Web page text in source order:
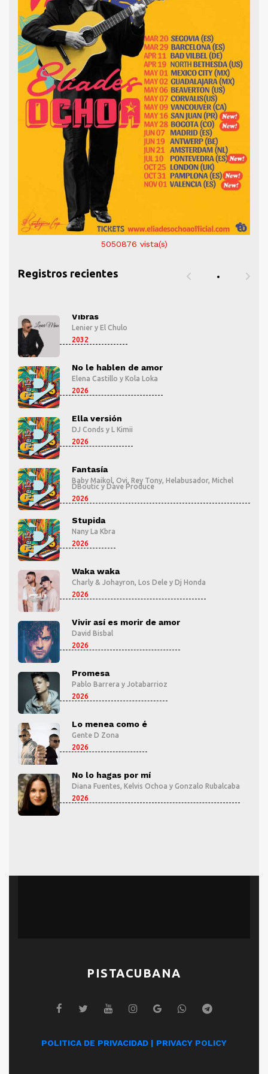
5050876 vista(s)
Registros recientes
Vibras
Lenier y El Chulo
2032
No le hablen de amor
Elena Castillo y Kola Loka
2026
Ella versión
DJ Conds y L Kimii
2026
Fantasía
Baby Maikol, Ovi, Rey Tony, Helabusador, Michel
DBoutic y Dave Produce
2026
Stupida
Nany La Kbra
2026
Waka waka
Charly & Johayron, Los Dele y Dj Honda
2026
Vivir así es morir de amor
David Bisbal
2026
Promesa
Pablo Barrera y Jotabarrioz
2026
Lo menea como é
Gente D Zona
2026
No lo hagas por mí
Diana Fuentes, Kelvis Ochoa y Gonzalo Rubalcaba
2026
PISTACUBANA
POLITICA DE PRIVACIDAD | PRIVACY POLICY